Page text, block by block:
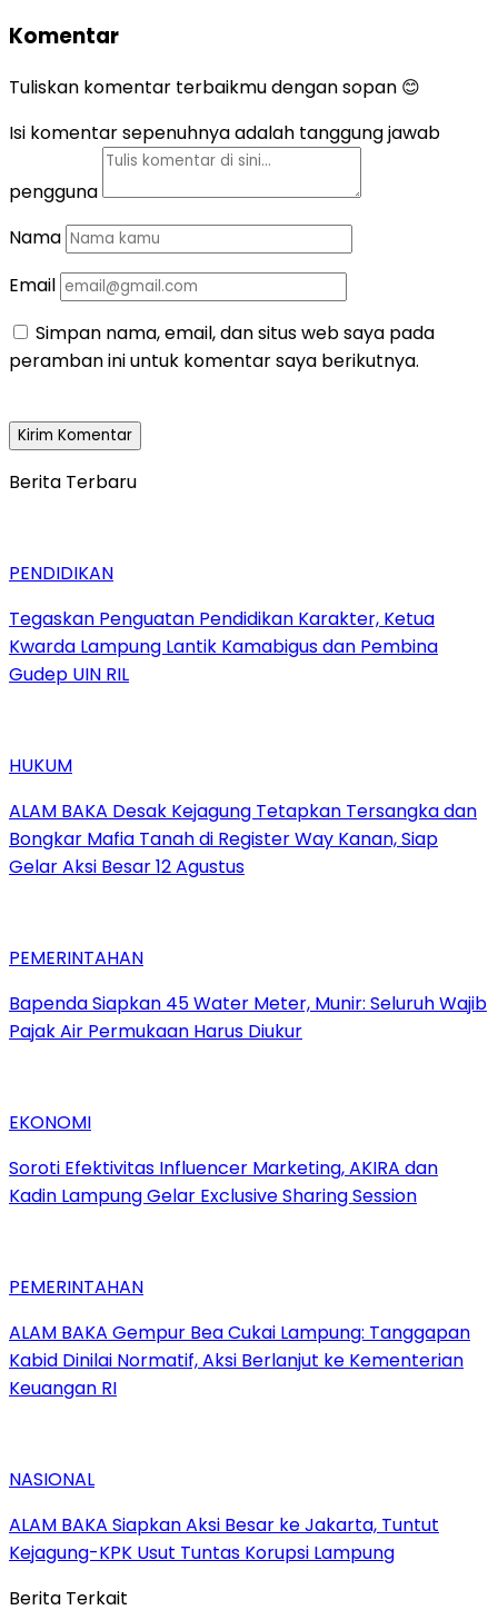
Komentar
Tuliskan komentar terbaikmu dengan sopan 😊
Isi komentar sepenuhnya adalah tanggung jawab
pengguna
Nama
Email
Simpan nama, email, dan situs web saya pada
peramban ini untuk komentar saya berikutnya.
Berita Terbaru
PENDIDIKAN
Tegaskan Penguatan Pendidikan Karakter, Ketua
Kwarda Lampung Lantik Kamabigus dan Pembina
Gudep UIN RIL
HUKUM
ALAM BAKA Desak Kejagung Tetapkan Tersangka dan
Bongkar Mafia Tanah di Register Way Kanan, Siap
Gelar Aksi Besar 12 Agustus
PEMERINTAHAN
‎Bapenda Siapkan 45 Water Meter, Munir: Seluruh Wajib
Pajak Air Permukaan Harus Diukur
EKONOMI
Soroti Efektivitas Influencer Marketing, AKIRA dan
Kadin Lampung Gelar Exclusive Sharing Session
PEMERINTAHAN
ALAM BAKA Gempur Bea Cukai Lampung: Tanggapan
Kabid Dinilai Normatif, Aksi Berlanjut ke Kementerian
Keuangan RI
NASIONAL
ALAM BAKA Siapkan Aksi Besar ke Jakarta, Tuntut
Kejagung-KPK Usut Tuntas Korupsi Lampung
Berita Terkait